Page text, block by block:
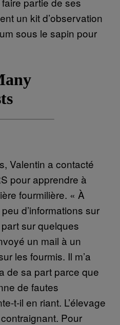
un kit d’observation
sous le sapin pour
Valentin a contacté
pour apprendre à
fourmilière. « À
d’informations sur
sur quelques
un mail à un
les fourmis. Il m’a
de sa part parce que
de fautes
t-il en riant. L’élevage
Pour